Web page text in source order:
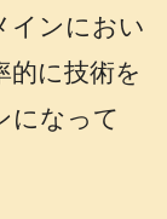
インにおい
的に技術を
になって